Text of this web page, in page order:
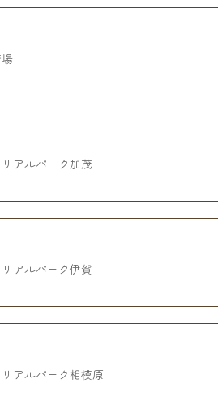
アルパーク加茂
アルパーク伊賀
アルパーク相模原